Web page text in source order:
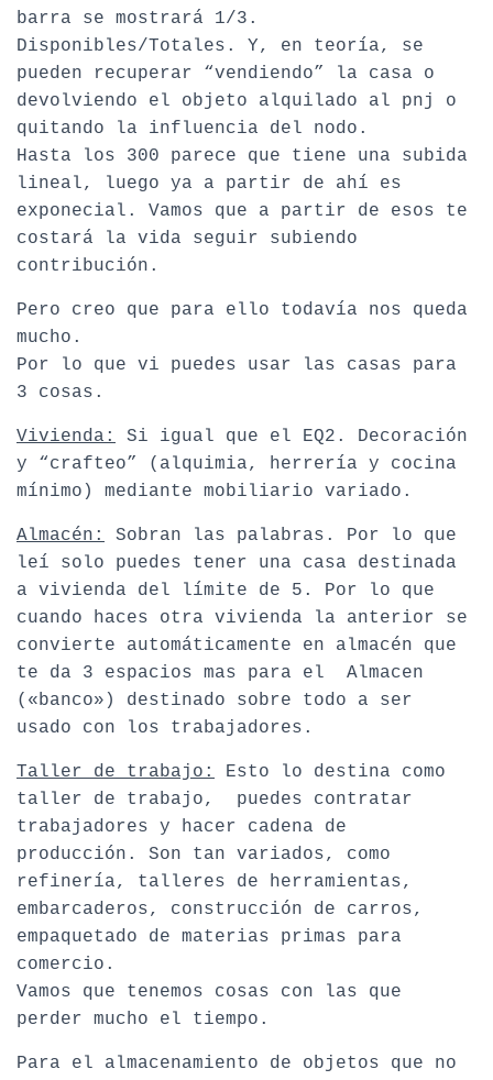
barra se mostrará 1/3.
Disponibles/Totales. Y, en teoría, se
pueden recuperar “vendiendo” la casa o
devolviendo el objeto alquilado al pnj o
quitando la influencia del nodo.
Hasta los 300 parece que tiene una subida
lineal, luego ya a partir de ahí es
exponecial. Vamos que a partir de esos te
costará la vida seguir subiendo
contribución.
Pero creo que para ello todavía nos queda
mucho.
Por lo que vi puedes usar las casas para
3 cosas.
Vivienda:
Si igual que el EQ2. Decoración
y “crafteo” (alquimia, herrería y cocina
mínimo) mediante mobiliario variado.
Almacén:
Sobran las palabras. Por lo que
leí solo puedes tener una casa destinada
a vivienda del límite de 5. Por lo que
cuando haces otra vivienda la anterior se
convierte automáticamente en almacén que
te da 3 espacios mas para el Almacen
(«banco») destinado sobre todo a ser
usado con los trabajadores.
Taller de trabajo:
Esto lo destina como
taller de trabajo, puedes contratar
trabajadores y hacer cadena de
producción. Son tan variados, como
refinería, talleres de herramientas,
embarcaderos, construcción de carros,
empaquetado de materias primas para
comercio.
Vamos que tenemos cosas con las que
perder mucho el tiempo.
Para el almacenamiento de objetos que no